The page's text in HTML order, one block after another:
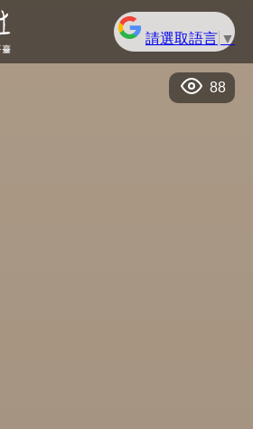
請選取語言 ▼
88